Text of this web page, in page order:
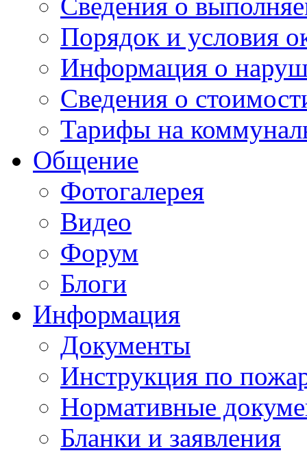
Порядок и условия
Информация о
Сведения о
Тарифы на
Общение
Фотогалерея
Видео
Форум
Блоги
Информация
Документы
Инструкция по
Нормативные
Бланки и заявления